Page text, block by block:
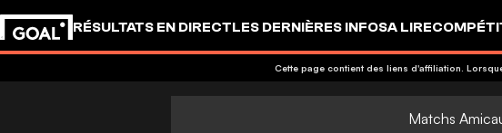
RÉSULTATS EN DIRECTLES DERNIÈRES INFOSA LIRE
Cette page contient des liens d'affiliation.
Matchs